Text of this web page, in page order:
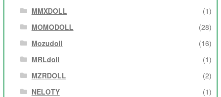
MMXDOLL
(1)
MOMODOLL
(28)
Mozudoll
(16)
MRLdoll
(1)
MZRDOLL
(2)
NELOTY
(1)